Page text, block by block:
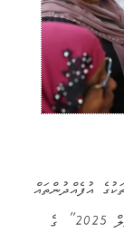
އުފެއްދުންތައް
ދައްކާލުމަށް އާއިލީ ތަރައްޤީއާ ބެހޭ ވުޒާރާއިން “ޝާމިލް 2025” ގެ